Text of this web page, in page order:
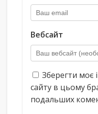
Вебсайт
Зберегти моє
сайту в цьому
подальших